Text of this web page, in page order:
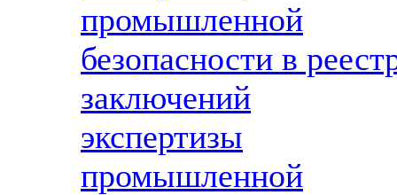
промышленной
безопасности в
заключений
экспертизы
промышленной